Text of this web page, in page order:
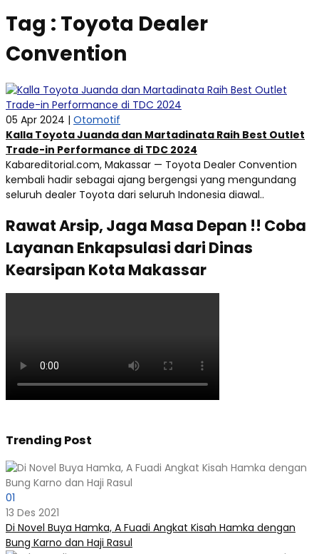
Tag : Toyota Dealer
Convention
05 Apr 2024 | Otomotif
Kalla Toyota Juanda dan Martadinata Raih Best Outlet
Trade-in Performance di TDC 2024
Kabareditorial.com, Makassar — Toyota Dealer Convention
kembali hadir sebagai ajang bergengsi yang mengundang
seluruh dealer Toyota dari seluruh Indonesia diawal..
Rawat Arsip, Jaga Masa Depan !! Coba
Layanan Enkapsulasi dari Dinas
Kearsipan Kota Makassar
Trending Post
01
13 Des 2021
Di Novel Buya Hamka, A Fuadi Angkat Kisah Hamka dengan
Bung Karno dan Haji Rasul